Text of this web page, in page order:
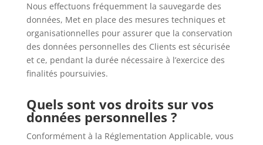
Nous effectuons fréquemment la sauvegarde des
données, Met en place des mesures techniques et
organisationnelles pour assurer que la conservation
des données personnelles des Clients est sécurisée
et ce, pendant la durée nécessaire à l’exercice des
finalités poursuivies.
Quels sont vos droits sur vos
données personnelles ?
Conformément à la Réglementation Applicable, vous